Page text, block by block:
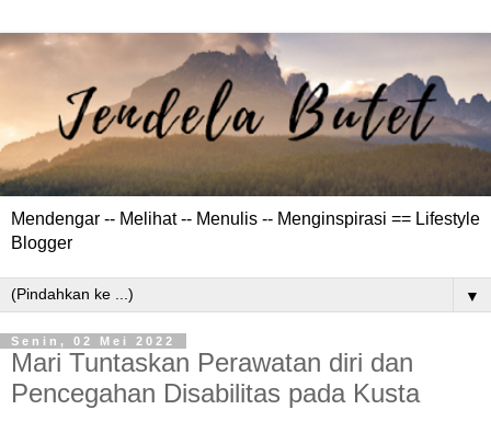
Mendengar -- Melihat -- Menulis -- Menginspirasi == Lifestyle
Blogger
▼
Senin, 02 Mei 2022
Mari Tuntaskan Perawatan diri dan
Pencegahan Disabilitas pada Kusta